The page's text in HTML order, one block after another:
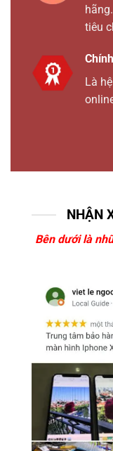
tiêu
Là
NHẬN
Bên dưới là